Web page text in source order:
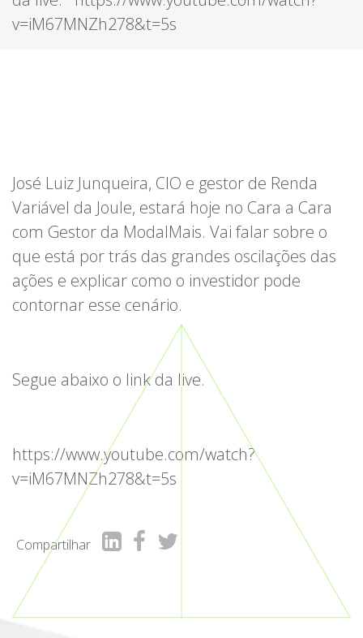
v=iM67MNZh278&t=5s
José Luiz Junqueira, CIO e gestor de Renda
Variável da Joule, estará hoje no Cara a Cara
com Gestor da ModalMais. Vai falar sobre o
que está por trás das grandes oscilações das
ações e explicar como o investidor pode
contornar esse cenário.
Segue abaixo o link da live.
https://www.youtube.com/watch?
v=iM67MNZh278&t=5s
Compartilhar